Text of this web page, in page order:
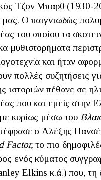
Τζον Μπαρθ (1930-
μας. Ο παιγνιωδώς
του οποίου τα
μυθιστορήματα
και ήταν
πολλές συζητήσεις
ιστοριών πέθανε σε
που και εμείς στην
κυρίως μέσω του
ο Αλέξης
Factor, το πιο
ενός κύματος
Elkins κ.ά.) που, τη